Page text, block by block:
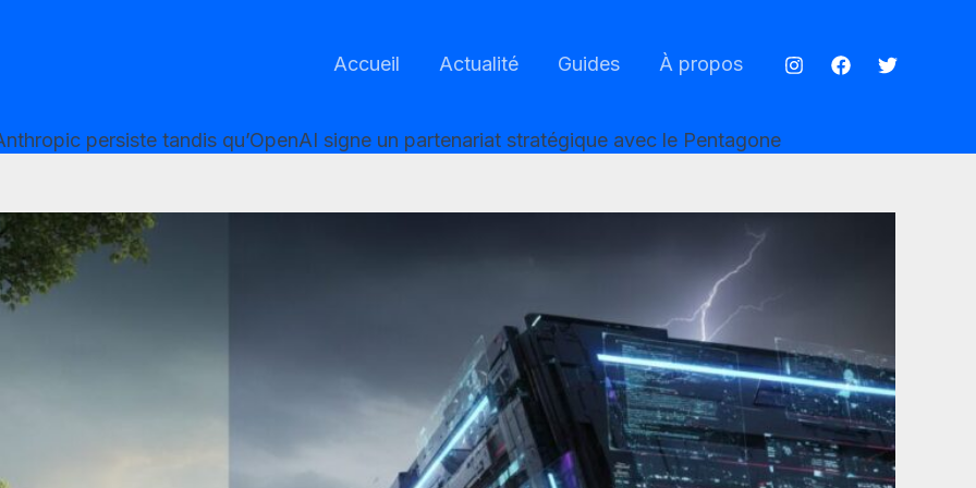
Accueil Actualité Guides À propos
persiste tandis qu’OpenAI signe un partenariat stratégique avec le Pentagone